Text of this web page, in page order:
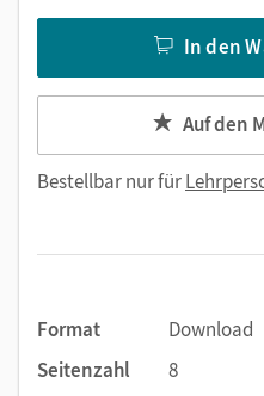
In den
Auf den
Bestellbar nur für
Format
Download
Seitenzahl
8